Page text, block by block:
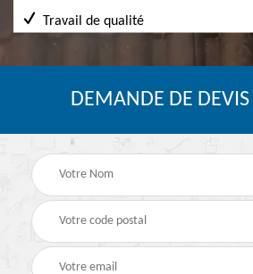
Travail de qualité
DEMANDE DE DEVIS